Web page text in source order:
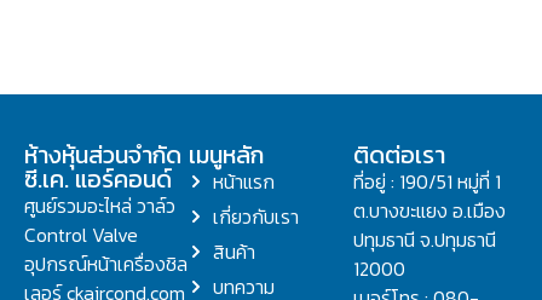
ห้างหุ้นส่วนจำกัด
ซี.เค. แอร์คอนด์
ศูนย์รวมอะไหล่ วาล์ว
Control Valve
อุปกรณ์หน้าเครื่องชิล
เลอร์ ckaircond.com
เมนูหลัก
หน้าแรก
เกี่ยวกับเรา
สินค้า
บทความ
ติดต่อเรา
ที่อยู่ : 190/51 หมู่ที่ 1
ต.บางขะแยง อ.เมือง
ปทุมธานี จ.ปทุมธานี
12000